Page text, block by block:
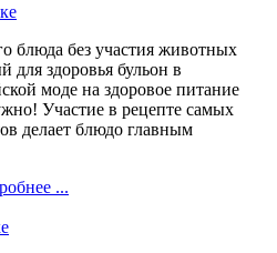
блюда без участия животных
здоровья бульон в
моде на здоровое питание
Участие в рецепте самых
делает блюдо главным
...